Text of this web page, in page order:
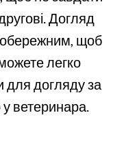
Догляд
обережним, щоб
легко
для догляду за
ветеринара.